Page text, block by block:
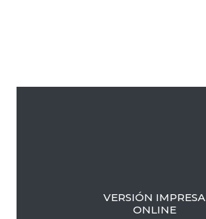
VERSIÓN IMPRESA
ONLINE